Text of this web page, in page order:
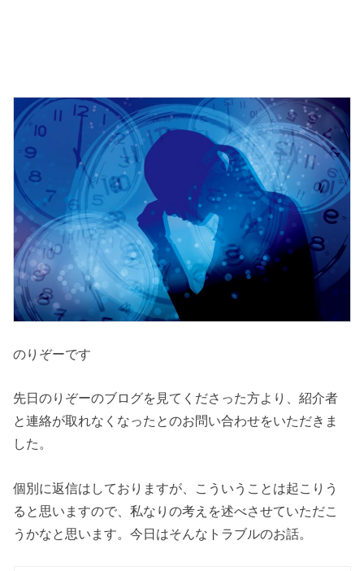
のりぞーです
先日のりぞーのブログを見てくださった方より、紹介者
と連絡が取れなくなったとのお問い合わせをいただきま
した。
個別に返信はしておりますが、こういうことは起こりう
ると思いますので、私なりの考えを述べさせていただこ
うかなと思います。今日はそんなトラブルのお話。